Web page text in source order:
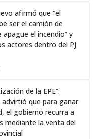
afirmó que “el
ser el camión de
apague el incendio” y
actores dentro del PJ
de la EPE”:
que para ganar
el gobierno recurra a
mediante la venta del